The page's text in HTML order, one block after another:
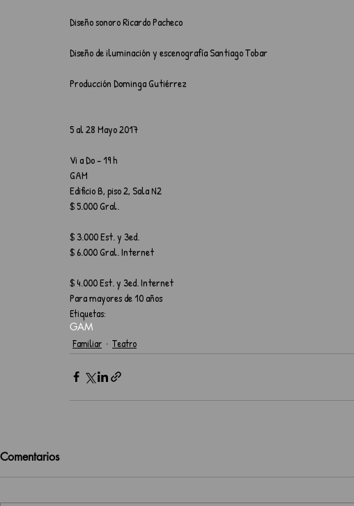
Diseño sonoro Ricardo Pacheco
Diseño de iluminación y escenografía Santiago Tobar
Producción Dominga Gutiérrez
5 al 28 Mayo 2017
Vi a Do – 19 h
GAM
Edificio B, piso 2, Sala N2
$ 5.000 Gral.
$ 3.000 Est. y 3ed.
$ 6.000 Gral. Internet
$ 4.000 Est. y 3ed. Internet
Para mayores de 10 años
Etiquetas:
GAM
Familiar
Teatro
Comentarios